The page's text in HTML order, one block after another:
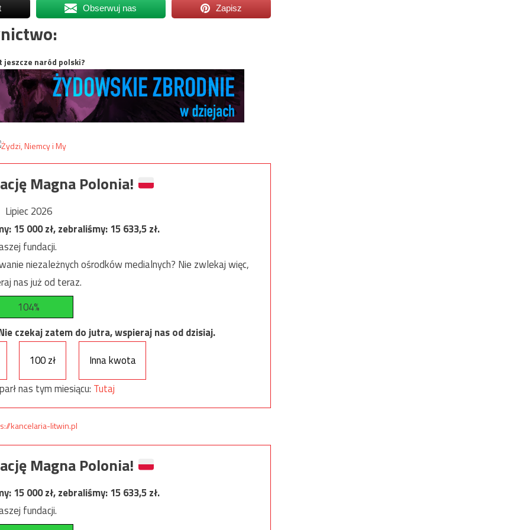
Obserwuj nas Zapisz
jeszcze naród polski?
Magna Polonia!
Lipiec 2026
15 000zł, zebraliśmy:15 633,5zł.
fundacji.
niezależnych ośrodków medialnych? Nie zwlekaj więc,
nas już od teraz.
104%
czekaj zatem do jutra, wspieraj nas od dzisiaj.
100 zł
Inna kwota
nas tym miesiącu: Tutaj
kancelaria-litwin.pl
Magna Polonia!
15 000zł, zebraliśmy:15 633,5zł.
fundacji.